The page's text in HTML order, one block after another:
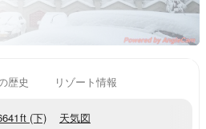
歴史 リゾート情報
ft (下) 天気図